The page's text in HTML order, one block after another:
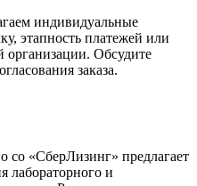
индивидуальные
этапность платежей или
организации. Обсудите
заказа.
«СберЛизинг» предлагает
лабораторного и